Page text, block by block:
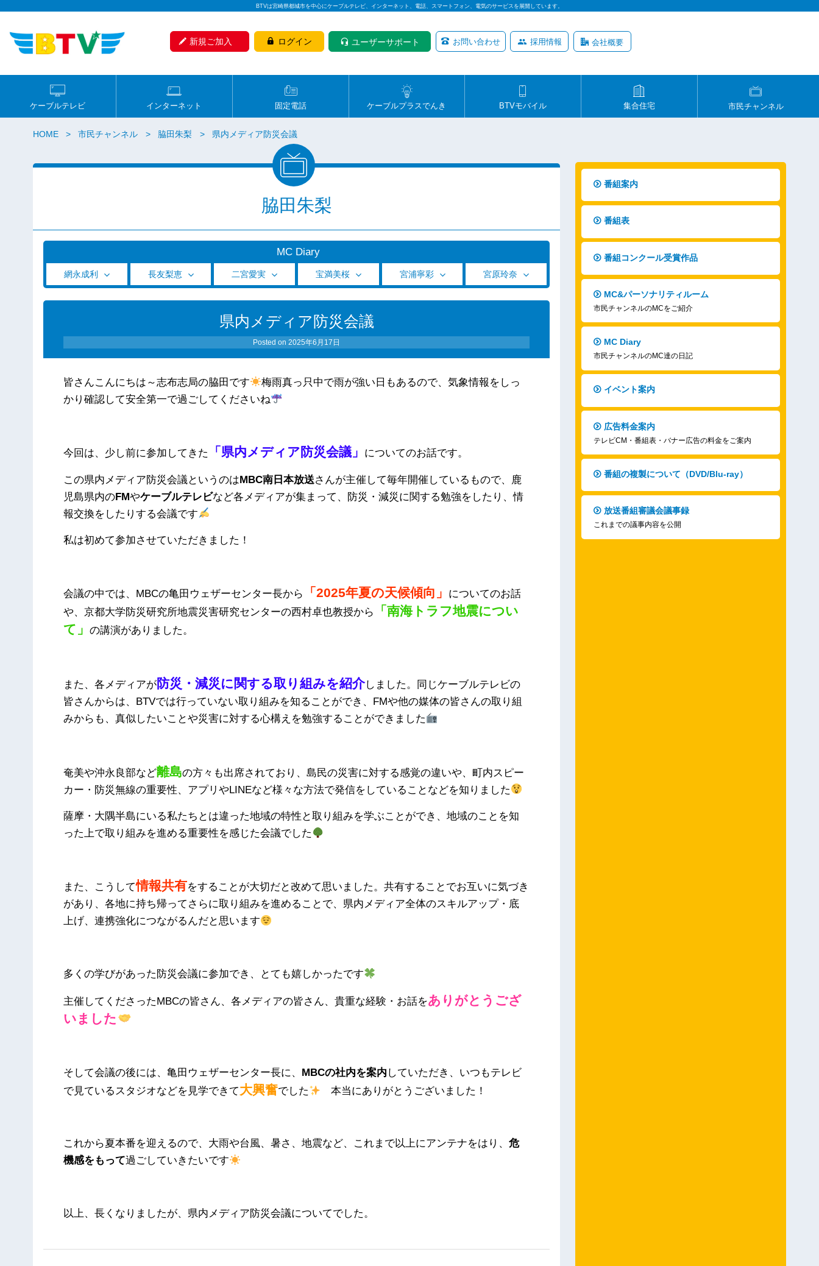
BTVは宮崎県都城市を中心にケーブルテレビ、インターネット、電話、スマートフォン、電気のサービスを展開しています。
新規ご加入 ログイン ユーザーサポート お問い合わせ 採用情報 会社概要
ケーブルテレビ インターネット 固定電話 ケーブルプラスでんき BTVモバイル 集合住宅 市民チャンネル
HOME 市民チャンネル 脇田朱梨 県内メディア防災会議
脇田朱梨
MC Diary
網永成利 長友梨恵 二宮愛実 宝満美桜 宮浦寧彩 宮原玲奈
県内メディア防災会議
Posted on2025年6月17日
皆さんこんにちは～志布志局の脇田です
梅雨真っ只中で雨が強い日もあるので、気象情報をしっ
かり確認して安全第一で過ごしてくださいね
今回は、少し前に参加してきた 「県内メディア防災会議」 についてのお話です。
この県内メディア防災会議というのはMBC南日本放送さんが主催して毎年開催しているもので、鹿
児島県内のFMやケーブルテレビなど各メディアが集まって、防災・減災に関する勉強をしたり、情
報交換をしたりする会議です
私は初めて参加させていただきました！
会議の中では、MBCの亀田ウェザーセンター長から 「2025年夏の天候傾向」
についてのお話
や、京都大学防災研究所地震災害研究センターの西村卓也教授から
「南海トラフ地震につい
て」の講演がありました。
また、各メディアが防災・減災に関する取り組みを紹介しました。同じケーブルテレビの
皆さんからは、BTVでは行っていない取り組みを知ることができ、FMや他の媒体の皆さんの取り組
みからも、真似したいことや災害に対する心構えを勉強することができました
奄美や沖永良部など離島の方々も出席されており、島民の災害に対する感覚の違いや、町内スピー
カー・防災無線の重要性、アプリやLINEなど様々な方法で発信をしていることなどを知りました
薩摩・大隅半島にいる私たちとは違った地域の特性と取り組みを学ぶことができ、地域のことを知
った上で取り組みを進める重要性を感じた会議でした
また、こうして情報共有をすることが大切だと改めて思いました。共有することでお互いに気づき
があり、各地に持ち帰ってさらに取り組みを進めることで、県内メディア全体のスキルアップ・底
上げ、連携強化につながるんだと思います
多くの学びがあった防災会議に参加でき、とても嬉しかったです
主催してくださったMBCの皆さん、各メディアの皆さん、貴重な経験・お話をありがとうござ
いました
そして会議の後には、亀田ウェザーセンター長に、 MBCの社内を案内 していただき、いつもテレビ
で見ているスタジオなどを見学できて大興奮でした 本当にありがとうございました！
これから夏本番を迎えるので、大雨や台風、暑さ、地震など、これまで以上にアンテナをはり、危
機感をもって過ごしていきたいです
以上、長くなりましたが、県内メディア防災会議についてでした。
番組案内
番組表
番組コンクール受賞作品
MC&パーソナリティルーム
市民チャンネルのMCをご紹介
MC Diary
市民チャンネルのMC達の日記
イベント案内
広告料金案内
テレビCM・番組表・バナー広告の料金をご案内
番組の複製について（DVD/Blu-ray）
放送番組審議会議事録
これまでの議事内容を公開